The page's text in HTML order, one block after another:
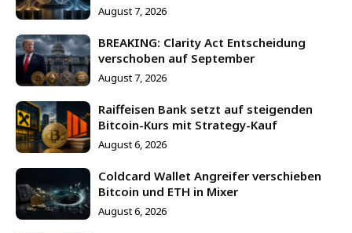
August 7, 2026
BREAKING: Clarity Act Entscheidung
verschoben auf September
August 7, 2026
Raiffeisen Bank setzt auf steigenden
Bitcoin-Kurs mit Strategy-Kauf
August 6, 2026
Coldcard Wallet Angreifer verschieben
Bitcoin und ETH in Mixer
August 6, 2026